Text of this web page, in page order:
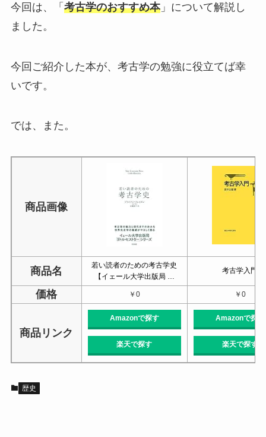
今回は、「 考古学のおすすめ本」について解説し
ました。
今回ご紹介した本が、考古学の勉強に役立てば幸
いです。
では、また。
商品画像
商品名
若い読者のための考古学史
【イェール大学出版局 …
考古学入門
価格 ￥0 ￥0
商品リンク
Amazonで探す
楽天で探す
Amazonで探す
楽天で探す
歴史